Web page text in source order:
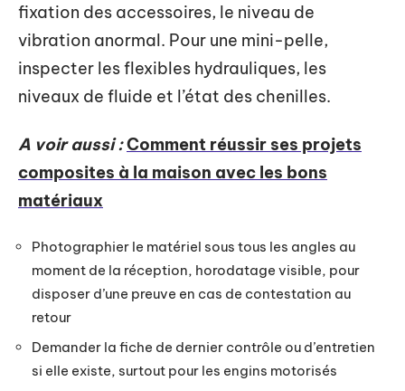
fixation des accessoires, le niveau de
vibration anormal. Pour une mini-pelle,
inspecter les flexibles hydrauliques, les
niveaux de fluide et l’état des chenilles.
A voir aussi :Comment réussir ses projets
composites à la maison avec les bons
matériaux
Photographier le matériel sous tous les angles au
moment de la réception, horodatage visible, pour
disposer d’une preuve en cas de contestation au
retour
Demander la fiche de dernier contrôle ou d’entretien
si elle existe, surtout pour les engins motorisés